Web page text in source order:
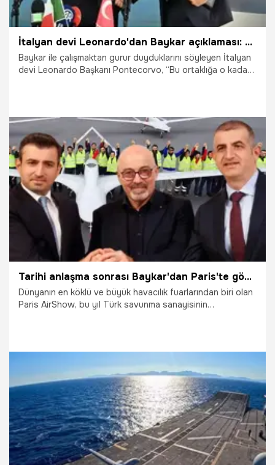
İtalyan devi Leonardo'dan Baykar açıklaması: Dünyanın en iyisi bizi seçti
Baykar ile çalışmaktan gurur duyduklarını söyleyen İtalyan
devi Leonardo Başkanı Pontecorvo, “Bu ortaklığa o kadar
için çok ikna edici bir ürünümüz olacak" dedi.
18.06.2025 Ekonomi
Tarihi anlaşma sonrası Baykar'dan Paris'te gövde gösterisi! Selçuk Bayraktar paylaştı
Dünyanın en köklü ve büyük havacılık fuarlarından biri olan
Paris AirShow, bu yıl Türk savunma sanayisinin
10.06.2025 Gündem